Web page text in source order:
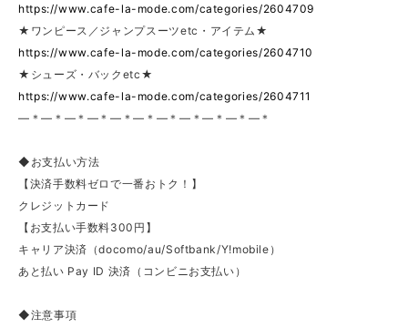
https://www.cafe-la-mode.com/categories/2604709
★ワンピース／ジャンプスーツetc・アイテム★
https://www.cafe-la-mode.com/categories/2604710
★シューズ・バックetc★
https://www.cafe-la-mode.com/categories/2604711
—＊—＊—＊—＊—＊—＊—＊—＊—＊—＊—＊
◆お支払い方法
【決済手数料ゼロで一番おトク！】
クレジットカード
【お支払い手数料300円】
キャリア決済（docomo/au/Softbank/Y!mobile）
あと払い Pay ID 決済（コンビニお支払い）
◆注意事項